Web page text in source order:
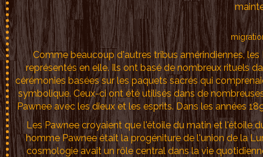
Comme beaucoup d'autres tribus amérindiennes,
représentés en elle. Ils ont basé de nombreux rituels
cérémonies basées sur les paquets sacrés qui
symbolique. Ceux-ci ont été utilisés dans de
Pawnee avec les dieux et les esprits. Dans les années
Les Pawnee croyaient que l'étoile du matin et l'étoile
homme Pawnee était la progéniture de l'union de la
cosmologie avait un rôle central dans la vie